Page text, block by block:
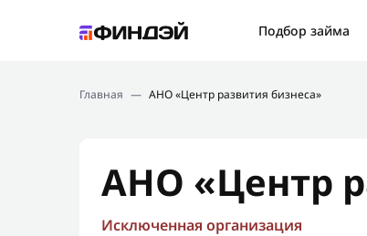
Подбор займа
Новости
Главная — АНО «Центр развития бизнеса»
АНО «Центр
Исключенная организация